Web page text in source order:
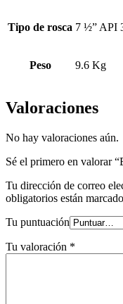
Tipo de rosca 7 ½” API
Peso 9.6 Kg
Valoraciones
No hay valoraciones aún.
Sé el primero en valorar
Tu dirección de correo
obligatorios están
Tu puntuación
Tu valoración *